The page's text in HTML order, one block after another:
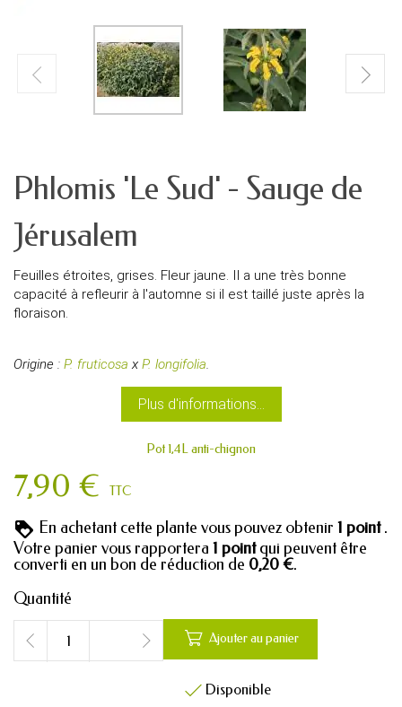
Phlomis 'Le Sud' - Sauge de
Jérusalem
Feuilles étroites, grises. Fleur jaune. Il a une très bonne
capacité à refleurir à l'automne si il est taillé juste après la
floraison.
Origine : P. fruticosa x P. longifolia.
Plus d'informations...
Pot 1,4L anti-chignon
7,90 € TTC
En achetant cette plante vous pouvez obtenir 1 point .
Votre panier vous rapportera 1 pointqui peuvent être
converti en un bon de réduction de 0,20 €.
Quantité
 Ajouter au panier
 Disponible